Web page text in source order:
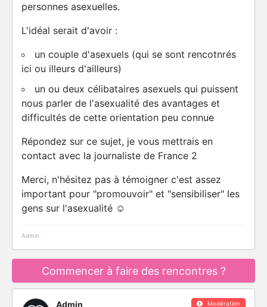
personnes asexuelles.
L'idéal serait d'avoir :
un couple d'asexuels (qui se sont rencotnrés
ici ou illeurs d'ailleurs)
un ou deux célibataires asexuels qui puissent
nous parler de l'asexualité des avantages et
difficultés de cette orientation peu connue
Répondez sur ce sujet, je vous mettrais en
contact avec la journaliste de France 2
Merci, n'hésitez pas à témoigner c'est assez
important pour "promouvoir" et "sensibiliser" les
gens sur l'asexualité ☺️
Admin.
Commencer à faire des rencontres ?
Modération
Admin